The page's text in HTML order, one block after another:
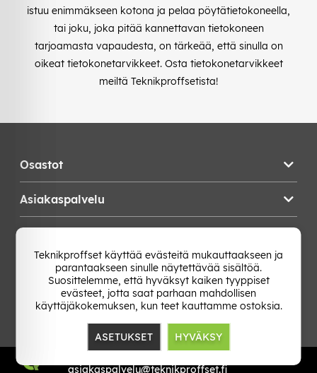
istuu enimmäkseen kotona ja pelaa pöytätietokoneella,
tai joku, joka pitää kannettavan tietokoneen
tarjoamasta vapaudesta, on tärkeää, että sinulla on
oikeat tietokonetarvikkeet. Osta tietokonetarvikkeet
meiltä Teknikproffsetista!
Osastot
Asiakaspalvelu
Vaihda Maa
asiakaspalvelu@teknikproffset.fi
Teknikproffset käyttää evästeitä mukauttaakseen ja
parantaakseen sinulle näytettävää sisältöä.
Suosittelemme, että hyväksyt kaiken tyyppiset
evästeet, jotta saat parhaan mahdollisen
käyttäjäkokemuksen, kun teet kauttamme ostoksia.
ASETUKSET HYVÄKSY